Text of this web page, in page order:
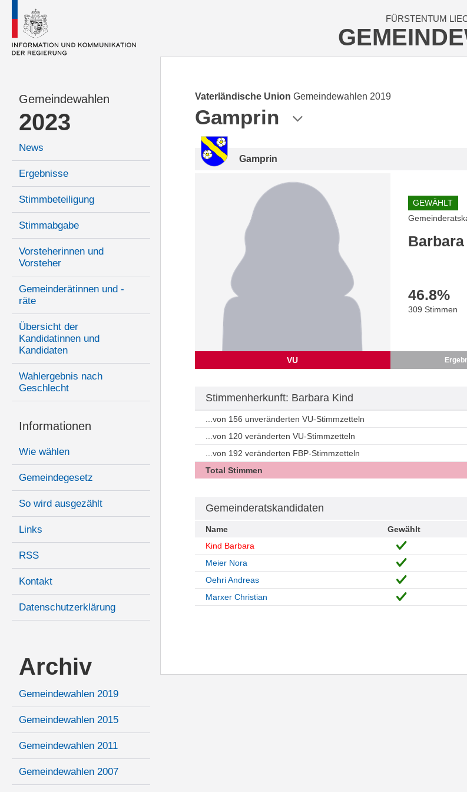
FÜRSTENTUM
Gemeindewahlen
2023
News
Ergebnisse
Stimmbeteiligung
Stimmabgabe
Vorsteherinnen und
Vorsteher
Gemeinderätinnen und -
räte
Übersicht der
Kandidatinnen und
Kandidaten
Wahlergebnis nach
Geschlecht
Informationen
Wie wählen
Gemeindegesetz
So wird ausgezählt
Links
RSS
Kontakt
Datenschutzerklärung
Archiv
Gemeindewahlen 2019
Gemeindewahlen 2015
Gemeindewahlen 2011
Gemeindewahlen 2007
Vaterländische Union Gemeindewahlen 2019
Gamprin
Gamprin
VU
GEWÄHLT
46.8%
309 Stimmen
Stimmenherkunft: Barbara Kind
...von 156 unveränderten VU-Stimmzetteln
...von 120 veränderten VU-Stimmzetteln
...von 192 veränderten FBP-Stimmzetteln
Total Stimmen
Gemeinderatskandidaten
Name Gewählt
Kind Barbara
Meier Nora
Oehri Andreas
Marxer Christian